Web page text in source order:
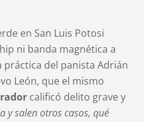
en San Luis Potosi
ni banda magnética a
del panista Adrián
León, que el mismo
calificó delito grave y
y salen otros casos, qué